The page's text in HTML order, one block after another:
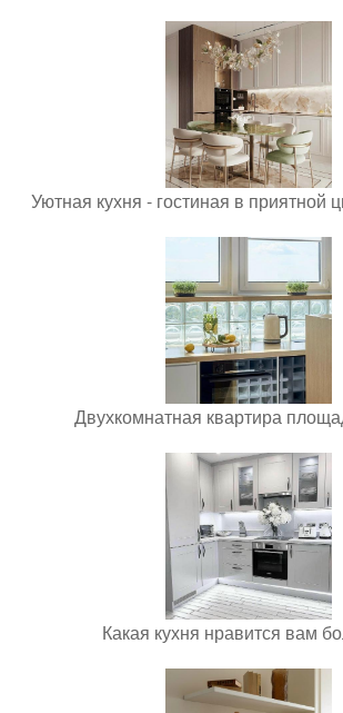
Уютная кухня - гостиная в приятной
Двухкомнатная квартира
Какая кухня нравится вам